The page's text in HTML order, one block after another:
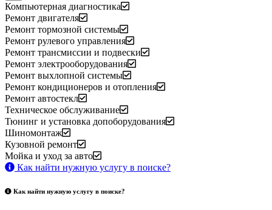
Компьютерная диагностика
Ремонт двигателя
Ремонт тормозной системы
Ремонт рулевого управления
Ремонт трансмиссии и подвески
Ремонт электрооборудования
Ремонт выхлопной системы
Ремонт кондиционеров и отопления
Ремонт автостекл
Техническое обслуживание
Тюнинг и установка допоборудования
Шиномонтаж
Кузовной ремонт
Мойка и уход за авто
Как найти нужную услугу в поиске?
Как найти нужную услугу в поиске?